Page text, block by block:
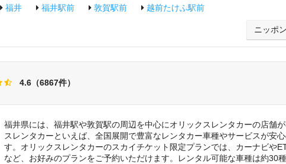
福井 福井駅前 敦賀駅前 越前たけふ駅前
ニッポ
4.6（6867件）
福井県には、福井駅や敦賀駅の周辺を中心にオリックスレンタカーの店舗
スレンタカーといえば、全国展開で豊富なレンタカー車種やサービスが安
す。オリックスレンタカーのスカイチケット限定プランでは、カーナビや
など、お好みのプランをご予約いただけます。レンタル可能な車種は約30